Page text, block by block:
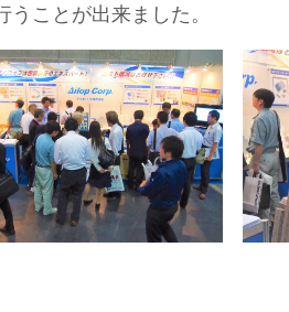
うことが出来ました。